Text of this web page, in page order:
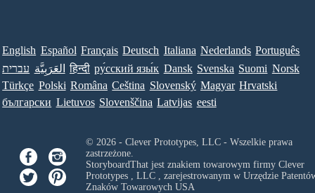
English Español Français Deutsch Italiana Nederlands Português
עברית العَرَبِيَّة हिन्दी ру́сский язы́к Dansk Svenska Suomi Norsk
Türkçe Polski Româna Ceština Slovenský Magyar Hrvatski
български Lietuvos Slovenščina Latvijas eesti
© 2026 - Clever Prototypes, LLC - Wszelkie prawa
zastrzeżone.
StoryboardThat jest znakiem towarowym firmy Clever
Prototypes , LLC, zarejestrowanym w Urzędzie
Znaków Towarowych USA